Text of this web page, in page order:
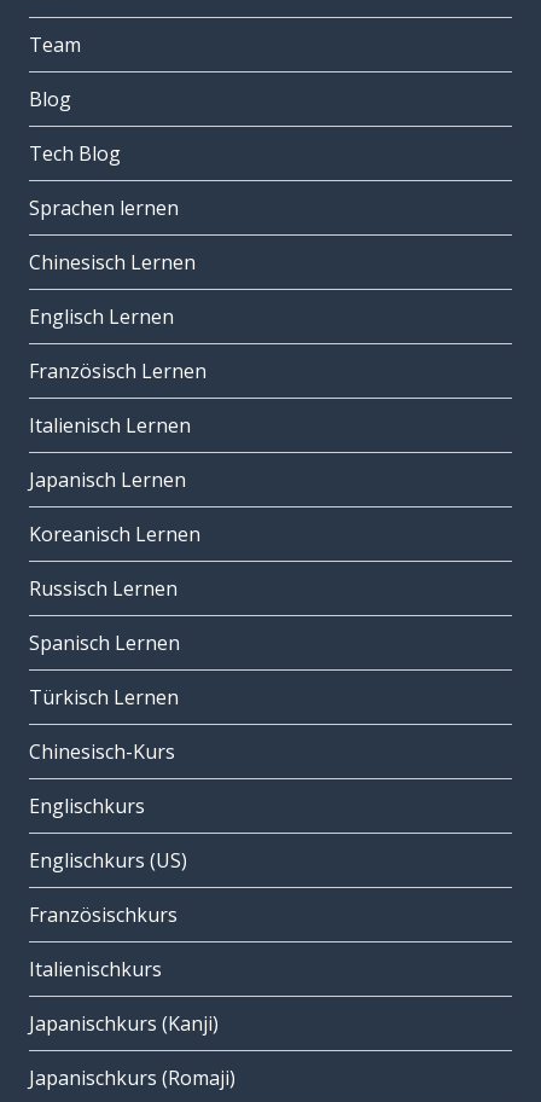
Team
Blog
Tech Blog
Sprachen lernen
Chinesisch Lernen
Englisch Lernen
Französisch Lernen
Italienisch Lernen
Japanisch Lernen
Koreanisch Lernen
Russisch Lernen
Spanisch Lernen
Türkisch Lernen
Chinesisch-Kurs
Englischkurs
Englischkurs (US)
Französischkurs
Italienischkurs
Japanischkurs (Kanji)
Japanischkurs (Romaji)